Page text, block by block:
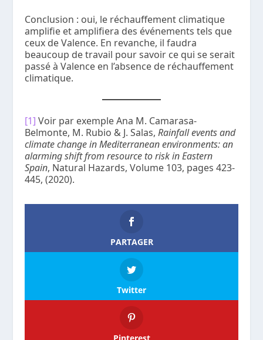
Conclusion : oui, le réchauffement climatique
amplifie et amplifiera des événements tels que
ceux de Valence. En revanche, il faudra
beaucoup de travail pour savoir ce qui se serait
passé à Valence en l’absence de réchauffement
climatique.
[1] Voir par exemple Ana M. Camarasa-
Belmonte, M. Rubio & J. Salas,Rainfall events and
climate change in Mediterranean environments: an
alarming shift from resource to risk in Eastern
Spain, Natural Hazards, Volume 103, pages 423-
445, (2020).
PARTAGER
Twitter